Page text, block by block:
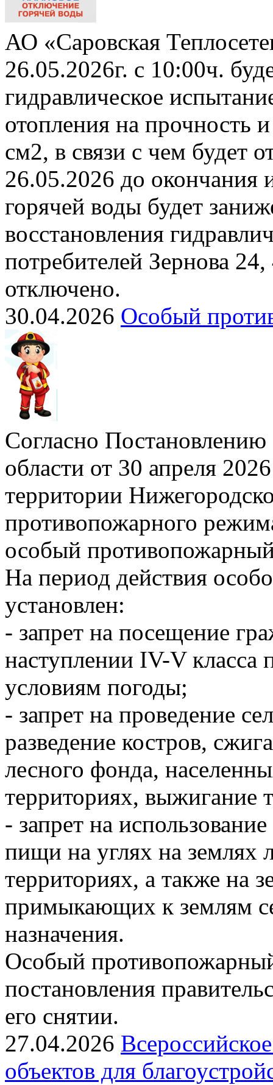
АО «Саровская
26.05.2026г. с 10:00ч.
гидравлическое
отопления на прочность
см2, в связи с чем будет
26.05.2026 до окончания
горячей воды будет
восстановления
потребителей Зернова
отключено.
30.04.2026 Особый
Согласно
области от 30 апреля
территории
противопожарного
особый
На период действия
установлен:
- запрет на посещение
наступлении IV-V класса
условиям погоды;
- запрет на проведение
разведение костров,
лесного фонда,
территориях, выжигание
- запрет на
пищи на углях на землях
территориях, а также на
примыкающих к землям
назначения.
Особый
постановления
его снятии.
27.04.2026
объектов для